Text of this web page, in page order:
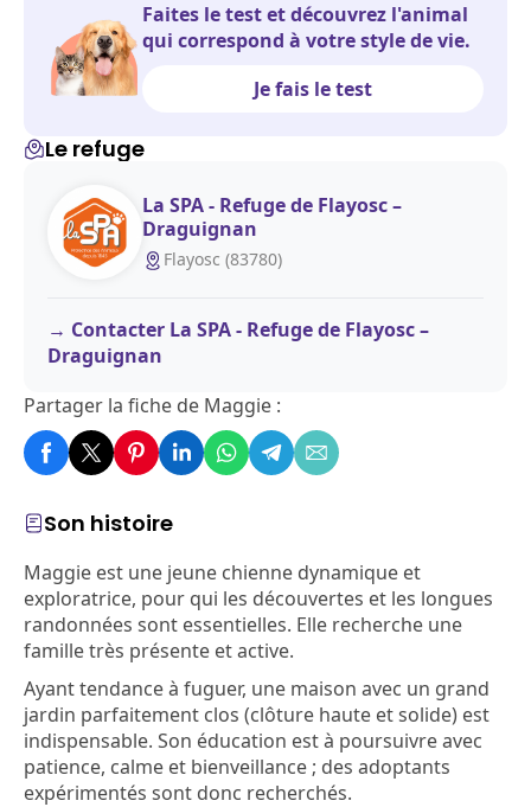
Son histoire
Maggie est une jeune chienne dynamique et
exploratrice, pour qui les découvertes et les longues
randonnées sont essentielles. Elle recherche une
famille très présente et active.
Ayant tendance à fuguer, une maison avec un grand
jardin parfaitement clos (clôture haute et solide) est
indispensable. Son éducation est à poursuivre avec
patience, calme et bienveillance ; des adoptants
expérimentés sont donc recherchés.
Faites le test et découvrez l'animal
qui correspond à votre style de vie.
Je fais le test
Le refuge
La SPA - Refuge de Flayosc –
Draguignan
Flayosc (83780)
Contacter La SPA - Refuge de Flayosc –
Draguignan
Partager la fiche de Maggie :